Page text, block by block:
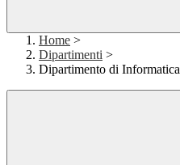
Home >
Dipartimenti >
Dipartimento di Informatica